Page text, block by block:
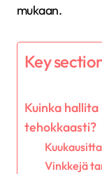
mukaan.
Key
Kuinka hallita
tehokkaasti?
Vinkkejä